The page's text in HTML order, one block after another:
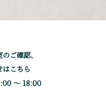
ご確認、
はこちら
〜 18:00